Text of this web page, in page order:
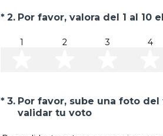
* 2. Por favor, valora del 1 al 10
(Obligatorio).
1 2 3 4
* 3. Por favor, sube una foto
validar tu voto
(Obligatorio).